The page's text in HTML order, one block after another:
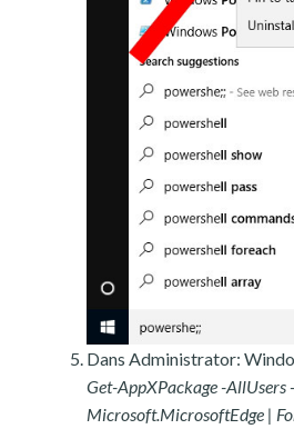
Dans Administrator:
Get-AppXPackage -AllUsers
Microsoft.MicrosoftEdge |